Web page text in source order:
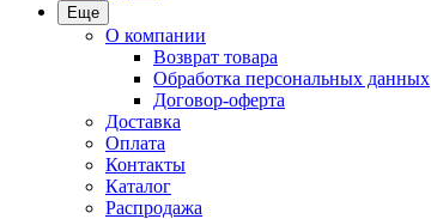
Еще
О компании
Возврат товара
Обработка персональных данных
Договор-оферта
Доставка
Оплата
Контакты
Каталог
Распродажа